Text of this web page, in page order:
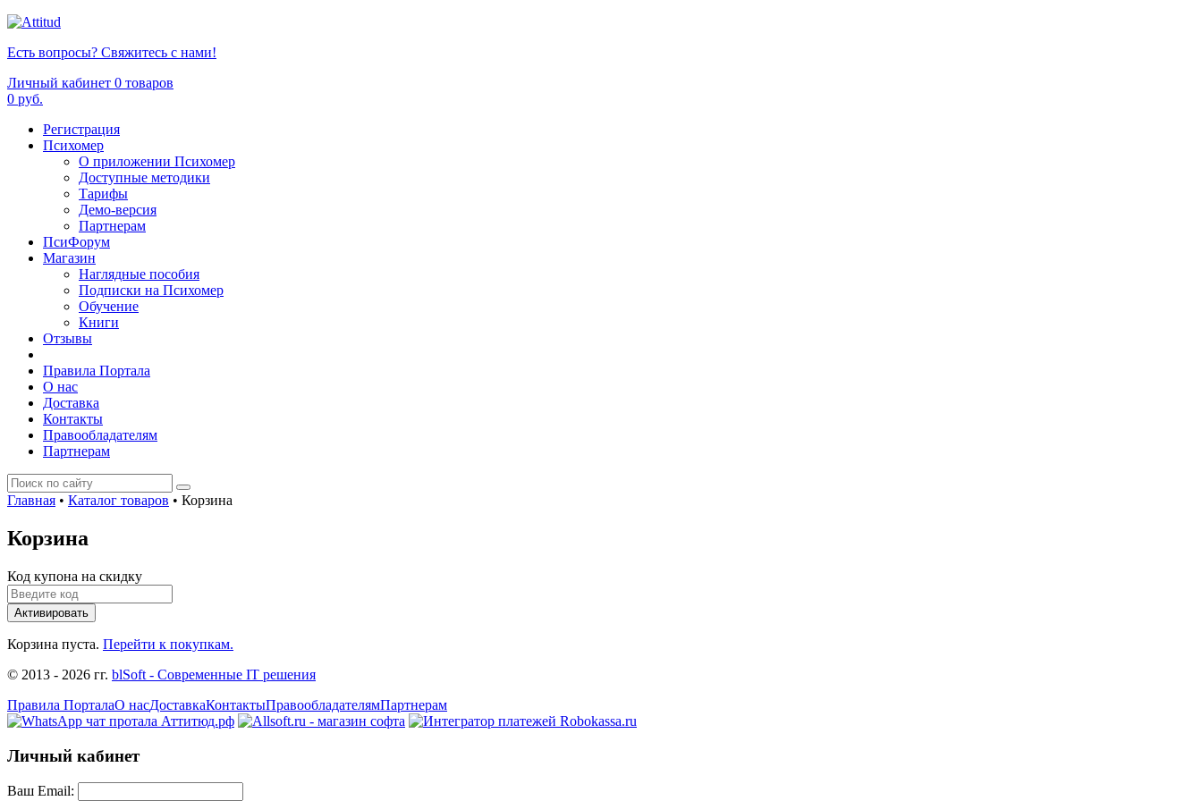
Есть вопросы? Свяжитесь с нами!
Личный кабинет 0 товаров
0 руб.
Регистрация
Психомер
О приложении Психомер
Доступные методики
Тарифы
Демо-версия
Партнерам
ПсиФорум
Магазин
Наглядные пособия
Подписки на Психомер
Обучение
Книги
Отзывы
Правила Портала
О нас
Доставка
Контакты
Правообладателям
Партнерам
Главная • Каталог товаров • Корзина
Корзина
Код купона на скидку
Активировать
Корзина пуста. Перейти к покупкам.
© 2013 - 2026 гг. blSoft - Современные IT решения
Правила ПорталаО насДоставкаКонтактыПравообладателямПартнерам
Личный кабинет
Ваш Email: